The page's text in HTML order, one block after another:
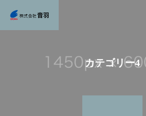
カテゴリー4